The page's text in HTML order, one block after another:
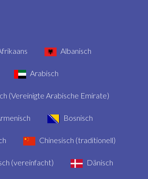
Albanisch
Arabisch
(Vereinigte Arabische Emirate)
Bosnisch
Chinesisch (traditionell)
(vereinfacht) Dänisch